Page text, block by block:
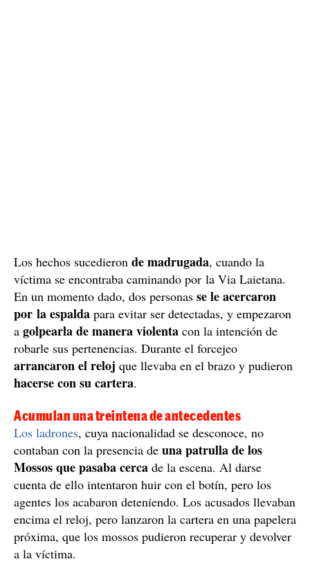
Los hechos sucedieron de madrugada, cuando la
víctima se encontraba caminando por la Via Laietana.
En un momento dado, dos personas se le acercaron
por la espalda para evitar ser detectadas, y empezaron
a golpearla de manera violenta con la intención de
robarle sus pertenencias. Durante el forcejeo
arrancaron el reloj que llevaba en el brazo y pudieron
hacerse con su cartera.